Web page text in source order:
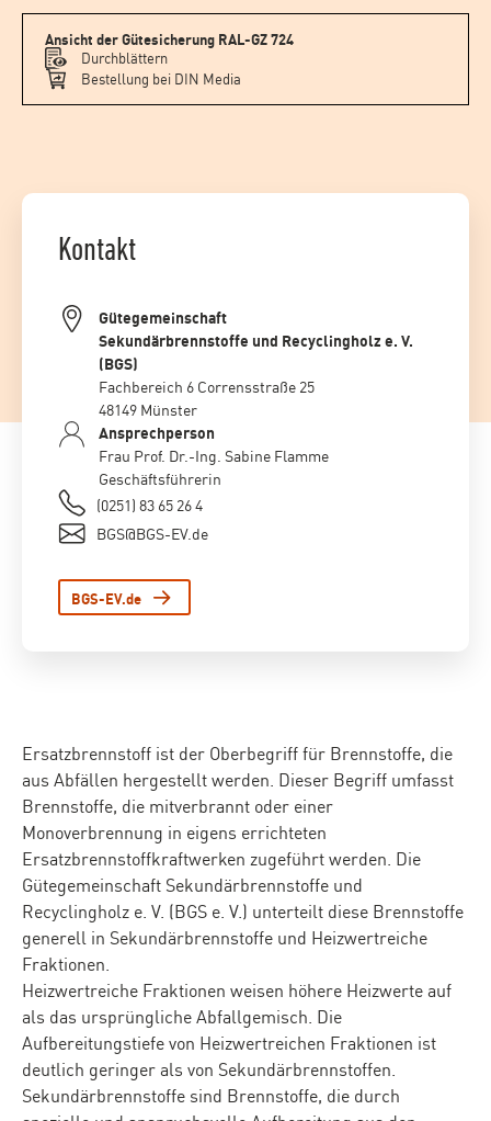
Ansicht der Gütesicherung RAL-GZ 724
Durchblättern
Bestellung bei DIN Media
Kontakt
Gütegemeinschaft
Sekundärbrennstoffe und Recyclingholz e. V.
(BGS)
Fachbereich 6 Corrensstraße 25
48149 Münster
Ansprechperson
Frau Prof. Dr.-Ing. Sabine Flamme
Geschäftsführerin
(0251) 83 65 26 4
BGS@BGS-EV.de
BGS-EV.de
Ersatzbrennstoff ist der Oberbegriff für Brennstoffe, die
aus Abfällen hergestellt werden. Dieser Begriff umfasst
Brennstoffe, die mitverbrannt oder einer
Monoverbrennung in eigens errichteten
Ersatzbrennstoffkraftwerken zugeführt werden. Die
Gütegemeinschaft Sekundärbrennstoffe und
Recyclingholz e. V. (BGS e. V.) unterteilt diese Brennstoffe
generell in Sekundärbrennstoffe und Heizwertreiche
Fraktionen.
Heizwertreiche Fraktionen weisen höhere Heizwerte auf
als das ursprüngliche Abfallgemisch. Die
Aufbereitungstiefe von Heizwertreichen Fraktionen ist
deutlich geringer als von Sekundärbrennstoffen.
Sekundärbrennstoffe sind Brennstoffe, die durch